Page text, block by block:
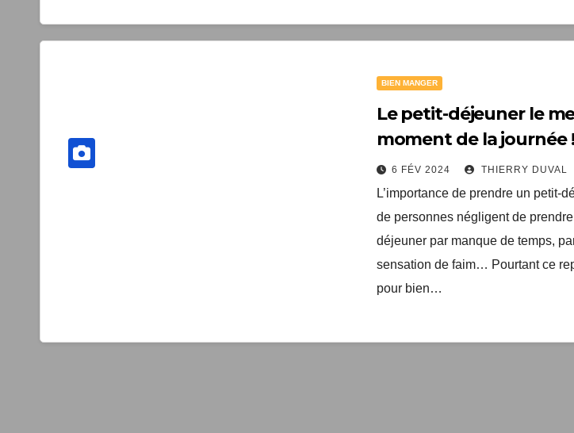
BIEN MANGER
Le petit-déjeuner le
moment de la journée !
6 FÉV 2024 THIERRY DUVAL
L’importance de prendre un petit-
de personnes négligent de prendre
déjeuner par manque de temps,
sensation de faim… Pourtant ce
pour bien…